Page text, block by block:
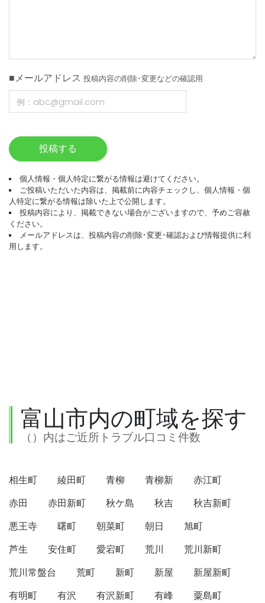
■メールアドレス 投稿内容の削除･変更などの確認用
投稿する
個人情報・個人特定に繋がる情報は避けてください。
ご投稿いただいた内容は、掲載前に内容チェックし、個人情報・個
人特定に繋がる情報は除いた上で公開します。
投稿内容により、掲載できない場合がございますので、予めご容赦
ください。
メールアドレスは、投稿内容の削除･変更･確認および情報提供に利
用します。
富山市内の町域を探す
（）内はご近所トラブル口コミ件数
相生町 綾田町 青柳 青柳新
赤江町
赤田
赤田新町 秋ケ島 秋吉
秋吉新町
悪王寺
曙町 朝菜町 朝日
旭町
芦生
安住町 愛宕町 荒川
荒川新町
荒川常盤台
荒町 新町 新屋
新屋新町
有明町
有沢 有沢新町 有峰
粟島町